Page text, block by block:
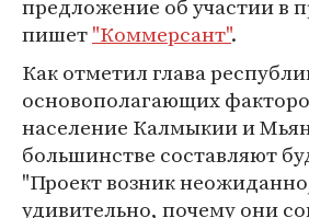
предложение об участии в
пишет"Коммерсант".
Как отметил глава
основополагающих
население Калмыкии и
большинстве составляют
"Проект возник
удивительно, почему они